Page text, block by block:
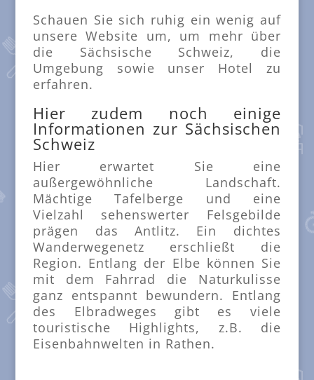
Schauen Sie sich ruhig ein wenig auf
unsere Website um, um mehr über
die Sächsische Schweiz, die
Umgebung sowie unser Hotel zu
erfahren.
Hier zudem noch einige
Informationen zur Sächsischen
Schweiz
Hier erwartet Sie eine
außergewöhnliche Landschaft.
Mächtige Tafelberge und eine
Vielzahl sehenswerter Felsgebilde
prägen das Antlitz. Ein dichtes
Wanderwegenetz erschließt die
Region. Entlang der Elbe können Sie
mit dem Fahrrad die Naturkulisse
ganz entspannt bewundern. Entlang
des Elbradweges gibt es viele
touristische Highlights, z.B. die
Eisenbahnwelten in Rathen.